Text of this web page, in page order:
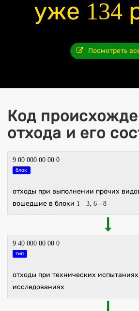
уже 134
Посмотреть
Код
отхода и его
9 00 000 00 00 0
блок
отходы при выполнении прочих
вошедшие в блоки 1 - 3, 6 - 8
9 40 000 00 00 0
тип
отходы при технических
исследованиях